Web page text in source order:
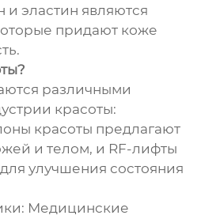
и эластин являются
придают коже
различными
красоты:
красоты предлагают
и телом, и RF-лифты
улучшения состояния
Медицинские